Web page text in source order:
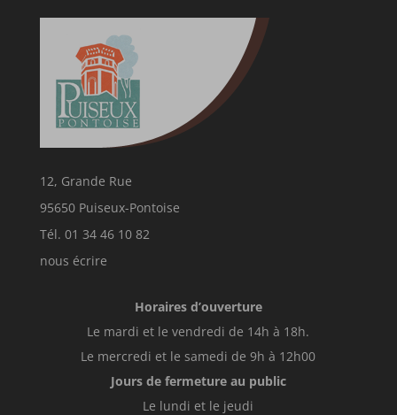
12, Grande Rue
95650 Puiseux-Pontoise
Tél. 01 34 46 10 82
nous écrire
Horaires d’ouverture
Le mardi et le vendredi de 14h à 18h.
Le mercredi et le samedi de 9h à 12h00
Jours de fermeture au public
Le lundi et le jeudi